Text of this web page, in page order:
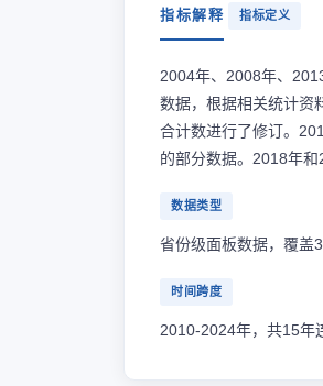
指标解释 指标定义
2004年、2008年、
数据，根据相关统计资
合计数进行了修订。
的部分数据。2018年和
数据类型
省份级面板数据，覆盖
时间跨度
2010-2024年，共15年